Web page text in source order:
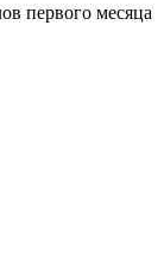
первого месяца